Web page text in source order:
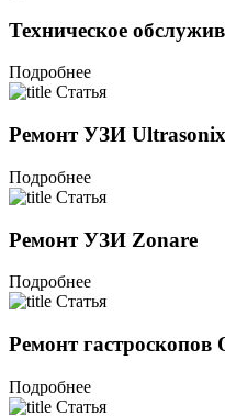
Техническое
Подробнее
Статья
Ремонт УЗИ Ultrasonix
Подробнее
Статья
Ремонт УЗИ Zonare
Подробнее
Статья
Ремонт гастроскопов
Подробнее
Статья